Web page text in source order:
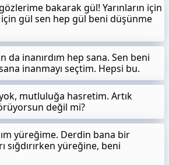
bakarak gül! Yarınların için
gül sen hep gül beni düşünme
da inanırdım hep sana. Sen beni
inanmayı seçtim. Hepsi bu.
mutluluğa hasretim. Artık
değil mi?
yüreğime. Derdin bana bir
sığdırırken yüreğine, beni